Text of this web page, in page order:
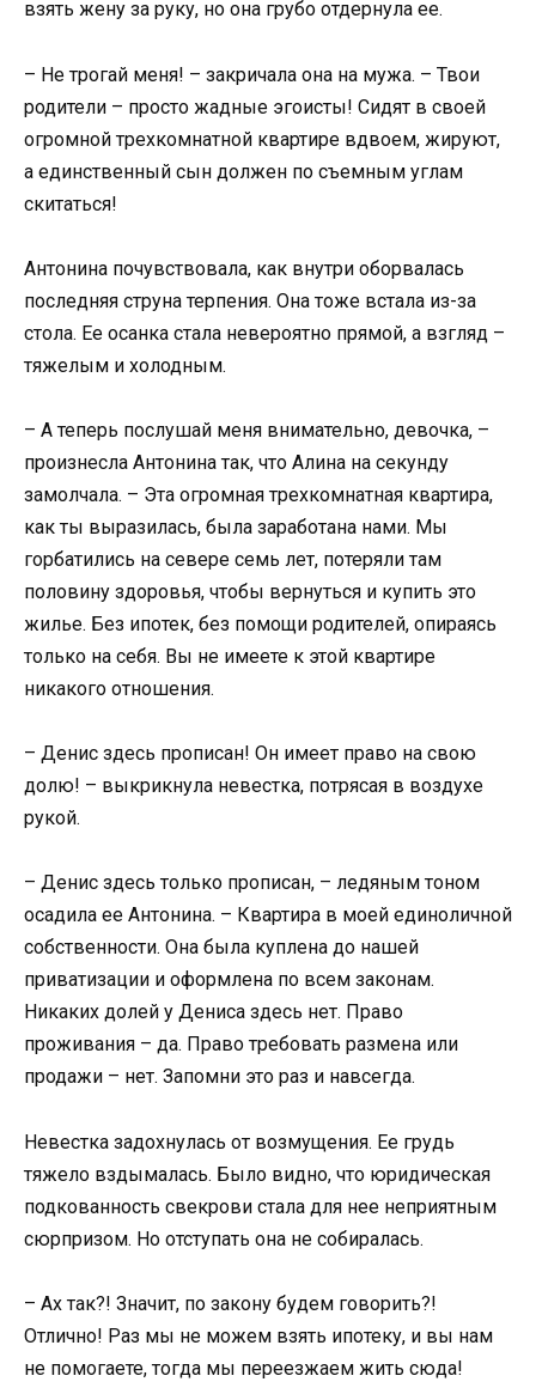
взять жену за руку, но она грубо отдернула ее.
– Не трогай меня! – закричала она на мужа. – Твои
родители – просто жадные эгоисты! Сидят в своей
огромной трехкомнатной квартире вдвоем, жируют,
а единственный сын должен по съемным углам
скитаться!
Антонина почувствовала, как внутри оборвалась
последняя струна терпения. Она тоже встала из-за
стола. Ее осанка стала невероятно прямой, а взгляд –
тяжелым и холодным.
– А теперь послушай меня внимательно, девочка, –
произнесла Антонина так, что Алина на секунду
замолчала. – Эта огромная трехкомнатная квартира,
как ты выразилась, была заработана нами. Мы
горбатились на севере семь лет, потеряли там
половину здоровья, чтобы вернуться и купить это
жилье. Без ипотек, без помощи родителей, опираясь
только на себя. Вы не имеете к этой квартире
никакого отношения.
– Денис здесь прописан! Он имеет право на свою
долю! – выкрикнула невестка, потрясая в воздухе
рукой.
– Денис здесь только прописан, – ледяным тоном
осадила ее Антонина. – Квартира в моей единоличной
собственности. Она была куплена до нашей
приватизации и оформлена по всем законам.
Никаких долей у Дениса здесь нет. Право
проживания – да. Право требовать размена или
продажи – нет. Запомни это раз и навсегда.
Невестка задохнулась от возмущения. Ее грудь
тяжело вздымалась. Было видно, что юридическая
подкованность свекрови стала для нее неприятным
сюрпризом. Но отступать она не собиралась.
– Ах так?! Значит, по закону будем говорить?!
Отлично! Раз мы не можем взять ипотеку, и вы нам
не помогаете, тогда мы переезжаем жить сюда!